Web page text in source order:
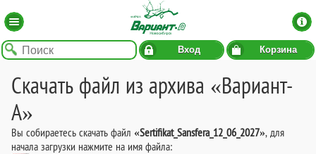
Вход Корзина
Скачать файл из архива «Вариант-
А»
Вы собираетесь скачать файл «Sertifikat_Sansfera_12_06_2027», для
начала загрузки нажмите на имя файла: